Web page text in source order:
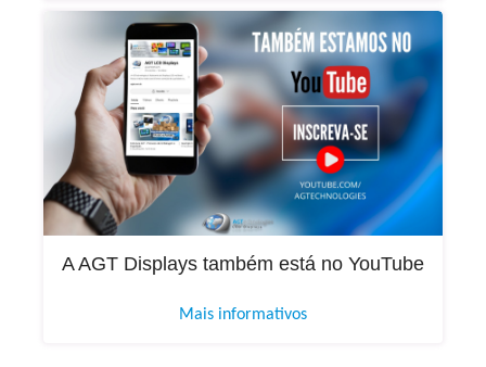
A AGT Displays também está no YouTube
Mais informativos